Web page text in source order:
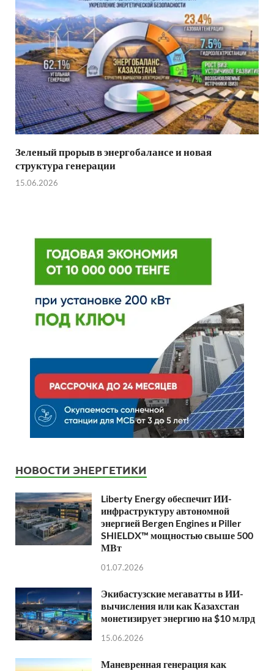
Зеленый прорыв в энергобалансе и новая
структура генерации
15.06.2026
НОВОСТИ ЭНЕРГЕТИКИ
Liberty Energy обеспечит ИИ-
инфраструктуру автономной
энергией Bergen Engines и Piller
SHIELDX™ мощностью свыше 500
МВт
01.07.2026
Экибастузские мегаватты в ИИ-
вычисления или как Казахстан
монетизирует энергию на $10 млрд
15.06.2026
Маневренная генерация как